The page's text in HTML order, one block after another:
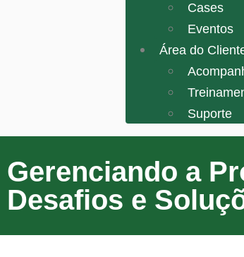
Cases
Eventos
Área do
Suporte
Gerenciando a
Desafios e